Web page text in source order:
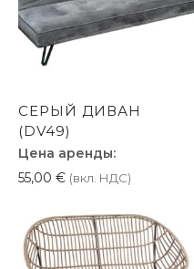
СЕРЫЙ ДИВАН
(DV49)
Цена аренды:
55,00 € (вкл. НДС)